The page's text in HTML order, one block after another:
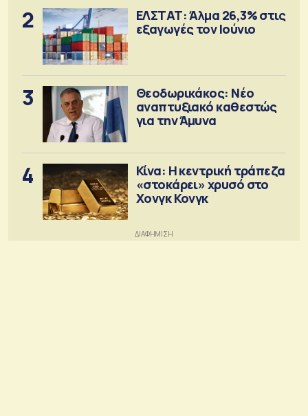
2
ΕΛΣΤΑΤ: Άλμα 26,3% στις
εξαγωγές τον Ιούνιο
3
Θεοδωρικάκος: Νέο
αναπτυξιακό καθεστώς
για την Άμυνα
4
Κίνα: Η κεντρική τράπεζα
«στοκάρει» χρυσό στο
Χονγκ Κονγκ